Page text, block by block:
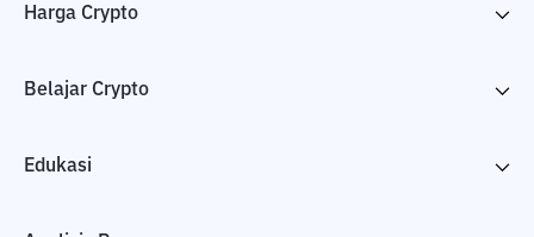
Harga Crypto
Belajar Crypto
Edukasi